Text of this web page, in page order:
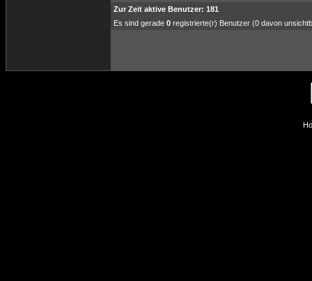
Zur Zeit aktive Benutzer: 181
Es sind gerade 0 registrierte(r) Benutzer (0 davon